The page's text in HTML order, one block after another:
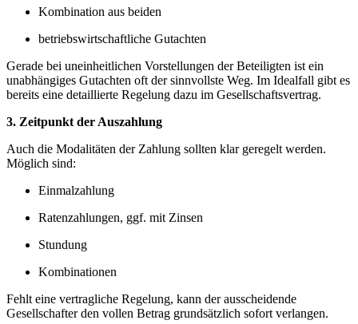
Kombination aus beiden
betriebswirtschaftliche Gutachten
Gerade bei uneinheitlichen Vorstellungen der Beteiligten ist ein
unabhängiges Gutachten oft der sinnvollste Weg. Im Idealfall gibt es
bereits eine detaillierte Regelung dazu im Gesellschaftsvertrag.
3. Zeitpunkt der Auszahlung
Auch die Modalitäten der Zahlung sollten klar geregelt werden.
Möglich sind:
Einmalzahlung
Ratenzahlungen, ggf. mit Zinsen
Stundung
Kombinationen
Fehlt eine vertragliche Regelung, kann der ausscheidende
Gesellschafter den vollen Betrag grundsätzlich sofort verlangen.